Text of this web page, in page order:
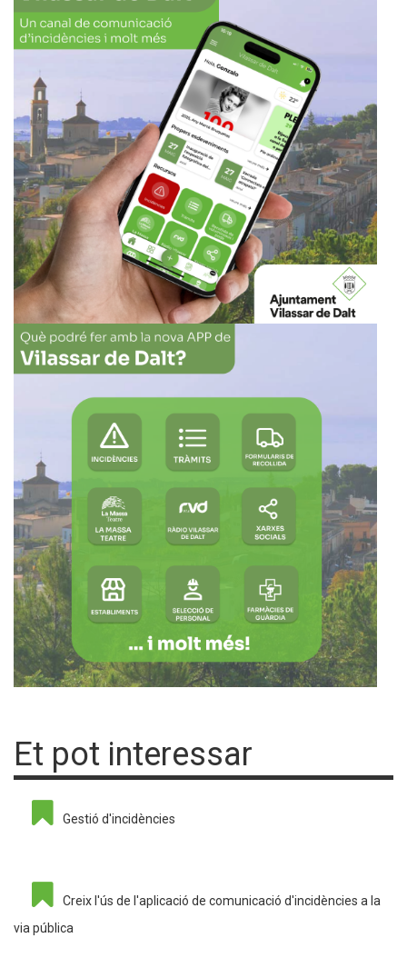
Et pot interessar
Gestió d'incidències
Creix l'ús de l'aplicació de comunicació d'incidències a la
via pública